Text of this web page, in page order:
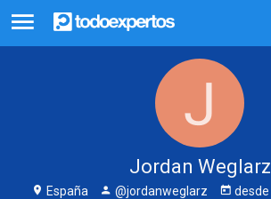
Jordan Weglarz
España @jordanweglarz desde